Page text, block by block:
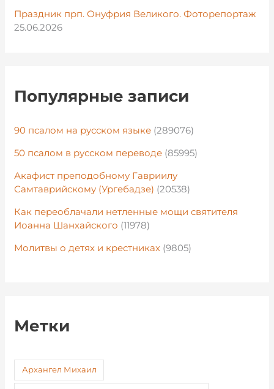
Праздник прп. Онуфрия Великого. Фоторепортаж
25.06.2026
Популярные записи
90 псалом на русском языке (289076)
50 псалом в русском переводе (85995)
Акафист преподобному Гавриилу
Самтаврийскому (Ургебадзе) (20538)
Как переоблачали нетленные мощи святителя
Иоанна Шанхайского (11978)
Молитвы о детях и крестниках (9805)
Метки
Архангел Михаил